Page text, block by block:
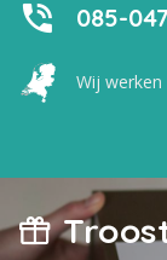
085-
Wij werken